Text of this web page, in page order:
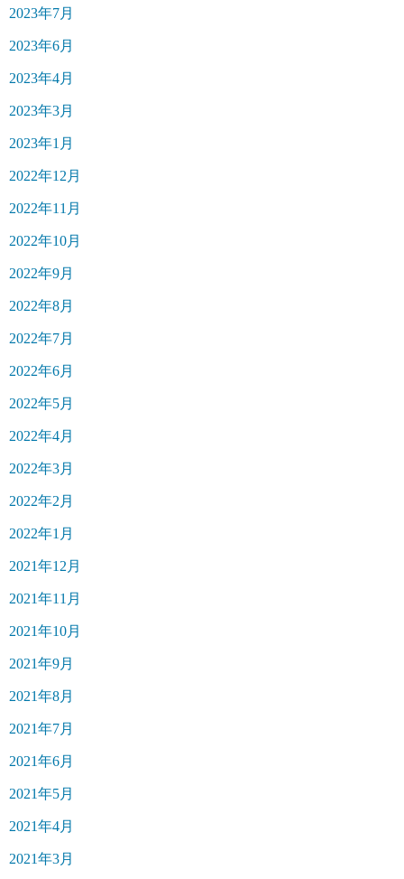
2023年7月
2023年6月
2023年4月
2023年3月
2023年1月
2022年12月
2022年11月
2022年10月
2022年9月
2022年8月
2022年7月
2022年6月
2022年5月
2022年4月
2022年3月
2022年2月
2022年1月
2021年12月
2021年11月
2021年10月
2021年9月
2021年8月
2021年7月
2021年6月
2021年5月
2021年4月
2021年3月